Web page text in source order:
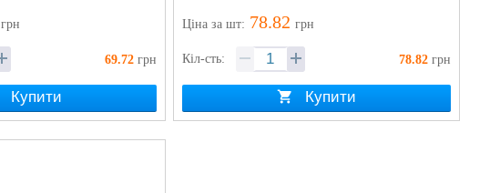
грн
69.72 грн
Купити
Ціназа шт: 78.82 грн
Кіл-сть: 78.82 грн
Купити